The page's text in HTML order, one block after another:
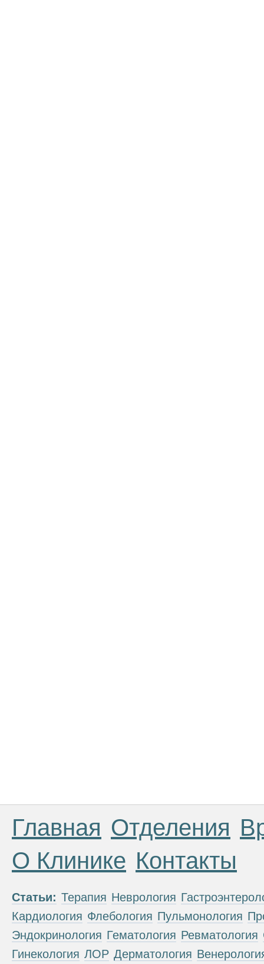
Главная Отделения
О Клинике Контакты
Статьи: Терапия Неврология
Кардиология Флебология Пульмонология
Эндокринология Гематология Ревматология
Гинекология ЛОР Дерматология